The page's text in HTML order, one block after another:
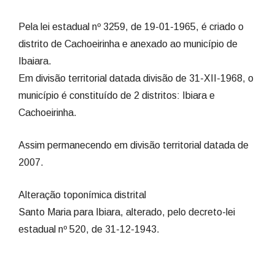
Pela lei estadual nº 3259, de 19-01-1965, é criado o
distrito de Cachoeirinha e anexado ao município de
Ibaiara.
Em divisão territorial datada divisão de 31-XII-1968, o
município é constituído de 2 distritos: Ibiara e
Cachoeirinha.
Assim permanecendo em divisão territorial datada de
2007.
Alteração toponímica distrital
Santo Maria para Ibiara, alterado, pelo decreto-lei
estadual nº 520, de 31-12-1943.